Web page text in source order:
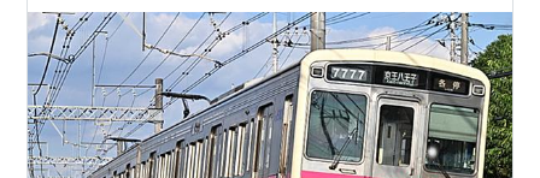
その後の改造など
初期に製造された車両は、前面にスカートがなかっ
たが、後に一部を除いて取り付けられている。
初期に製造された車両は、前面窓上に細い赤帯があ